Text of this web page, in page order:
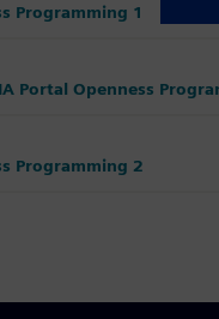
Programming 1
Portal Openness
Programming 2